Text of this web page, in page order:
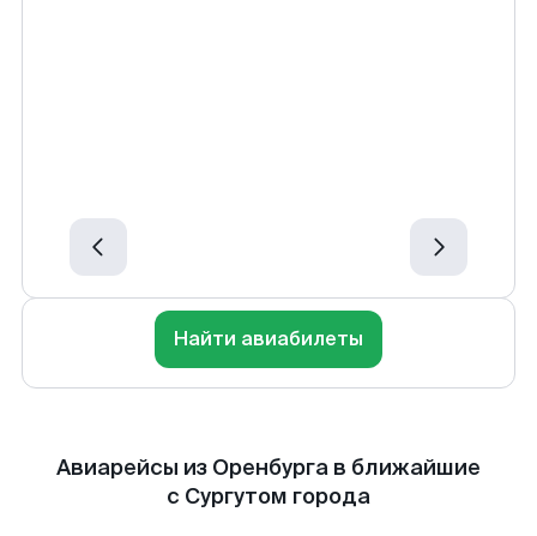
Найти авиабилеты
Авиарейсы из Оренбурга в ближайшие
с Сургутом города